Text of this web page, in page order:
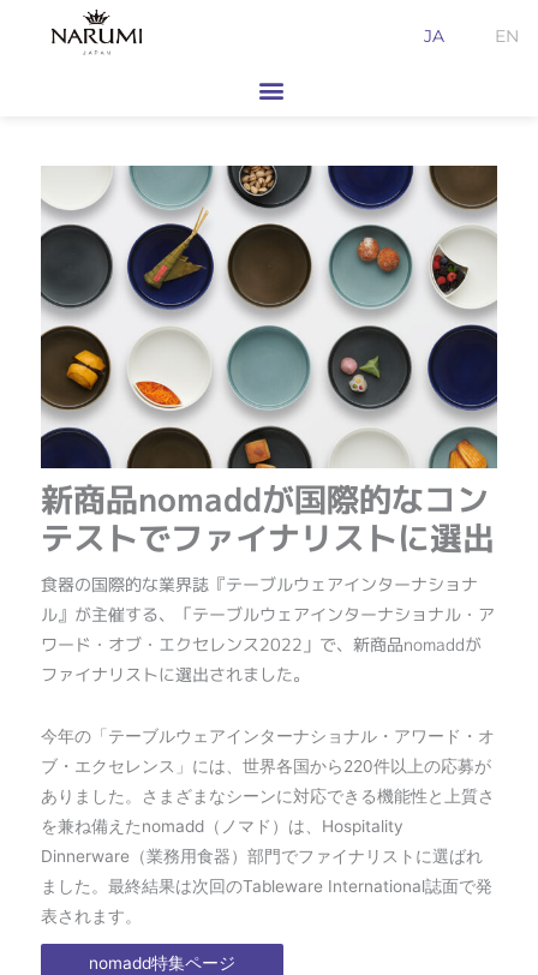
JA EN
新商品nomaddが国際的なコン
テストでファイナリストに選出
食器の国際的な業界誌『テーブルウェアインターナショナ
ル』が主催する、「テーブルウェアインターナショナル・ア
ワード・オブ・エクセレンス2022」で、新商品nomaddが
ファイナリストに選出されました。
今年の「テーブルウェアインターナショナル・アワード・オ
ブ・エクセレンス」には、世界各国から220件以上の応募が
ありました。さまざまなシーンに対応できる機能性と上質さ
を兼ね備えたnomadd（ノマド）は、Hospitality
Dinnerware（業務用食器）部門でファイナリストに選ばれ
ました。最終結果は次回のTableware International誌面で発
表されます。
nomadd特集ページ